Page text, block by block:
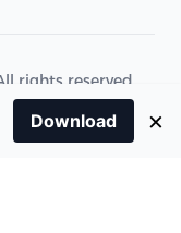
rights reserved.
Download ×